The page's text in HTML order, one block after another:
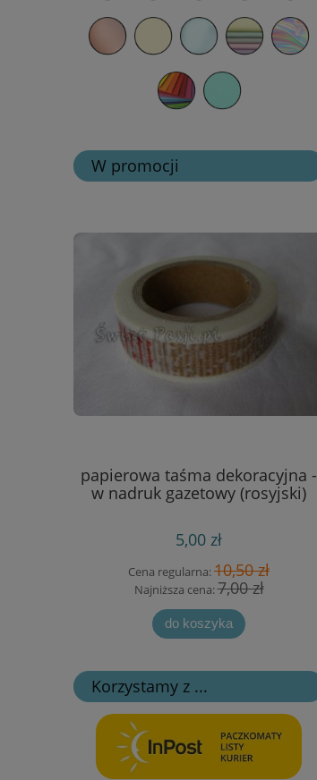
W promocji
papierowa taśma dekoracyjna -
w nadruk gazetowy (rosyjski)
5,00 zł
Cena regularna:10,50 zł
Najniższa cena:7,00 zł
do koszyka
Korzystamy z ...